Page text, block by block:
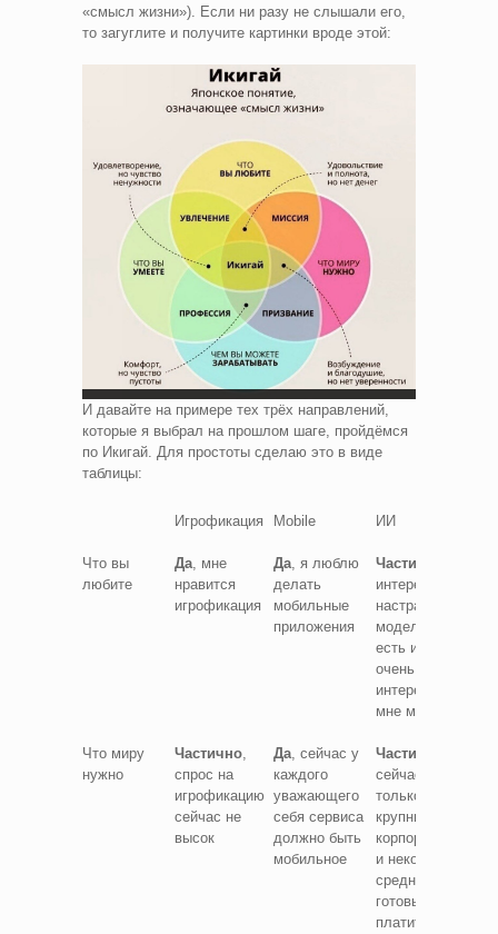
«смысл жизни»). Если ни разу не слышали его,
то загуглите и получите картинки вроде этой:
И давайте на примере тех трёх направлений,
которые я выбрал на прошлом шаге, пройдёмся
по Икигай. Для простоты сделаю это в виде
таблицы:
Игрофикация Mobile ИИ
Что вы
любите
Да, мне
нравится
игрофикация
Да, я люблю
делать
мобильные
приложения
Частично
интересно
настраивать
модели, но
есть и не
очень
интересные
мне методы
Что миру
нужно
Частично,
спрос на
игрофикацию
сейчас не
высок
Да, сейчас у
каждого
уважающего
себя сервиса
должно быть
мобильное
Частично
сейчас
только
крупные
корпорации
и некоторые
средние
готовы
платить за